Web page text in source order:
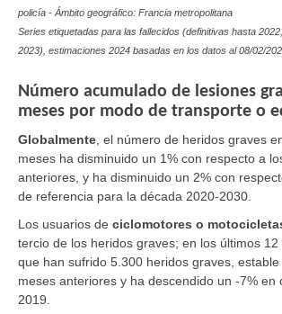
policía - Ámbito geográfico: Francia metropolitana
Series etiquetadas para las fallecidos (definitivas hasta
2023), estimaciones 2024 basadas en los datos al08/02/
Número acumulado de lesiones
meses por modo de transporte o
Globalmente el número de heridos graves
meses ha disminuido un 1% con respecto a
anteriores, y ha disminuido un 2% con
de referencia para la década 2020-2030.
Los usuarios de ciclomotores o
tercio de los heridos graves; en los últimos
que han sufrido 5.300 heridos graves,
meses anteriores y ha descendido un -7% en
2019.